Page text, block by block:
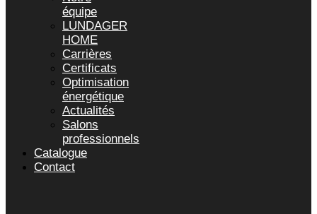
équipe
LUNDAGER
HOME
Carrières
Certificats
Optimisation
énergétique
Actualités
Salons
professionnels
Catalogue
Contact